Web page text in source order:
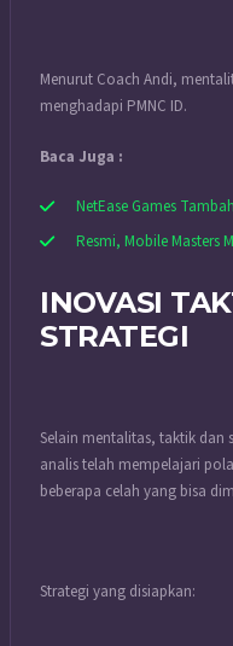
Menurut Coach Andi,
menghadapi PMNC ID.
Baca Juga :
NetEase Games
Resmi, Mobile Masters
INOVASI
STRATEGI
Selain mentalitas, taktik dan
analis telah mempelajari
beberapa celah yang bisa
Strategi yang disiapkan: